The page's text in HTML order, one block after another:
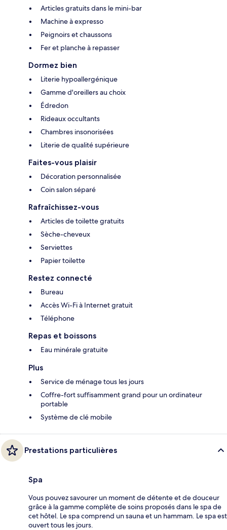
Articles gratuits dans le mini-bar
Machine à expresso
Peignoirs et chaussons
Fer et planche à repasser
Dormez bien
Literie hypoallergénique
Gamme d'oreillers au choix
Édredon
Rideaux occultants
Chambres insonorisées
Literie de qualité supérieure
Faites-vous plaisir
Décoration personnalisée
Coin salon séparé
Rafraîchissez-vous
Articles de toilette gratuits
Sèche-cheveux
Serviettes
Papier toilette
Restez connecté
Bureau
Accès Wi-Fi à Internet gratuit
Téléphone
Repas et boissons
Eau minérale gratuite
Plus
Service de ménage tous les jours
Coffre-fort suffisamment grand pour un ordinateur
portable
Système de clé mobile
Prestations particulières
Spa
Vous pouvez savourer un moment de détente et de douceur
grâce à la gamme complète de soins proposés dans le spa de
cet hôtel. Le spa comprend un sauna et un hammam. Le spa est
ouvert tous les jours.